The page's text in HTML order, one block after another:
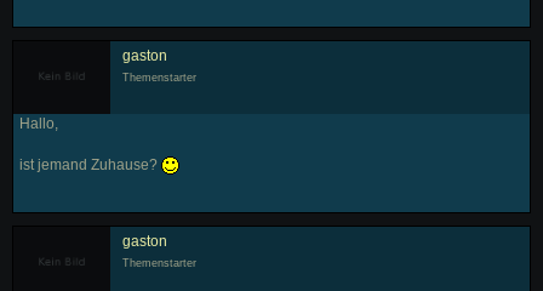
gaston
Themenstarter
Hallo,
ist jemand Zuhause?
gaston
Themenstarter